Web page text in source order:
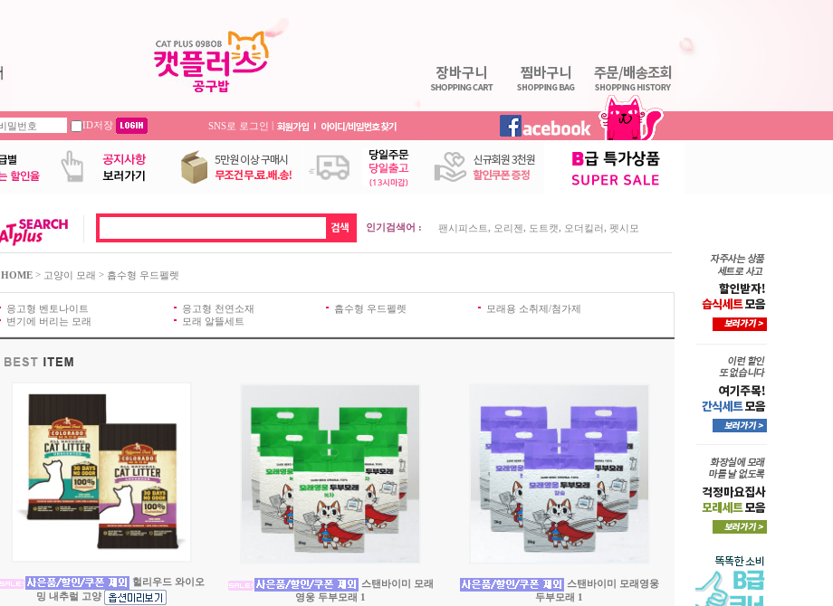
ID저장 SNS로 로그인 |
인기검색어 : 팬시피스트 오리젠 도트캣 오더킬러 펫시모
HOME > 고양이 모래 > 흡수형 우드펠렛
응고형 벤토나이트 응고형 천연소재 흡수형 우드펠렛
모래용 소취제/첨가제
변기에 버리는 모래
모래 알뜰세트
헐리우드 와이오
밍 내추럴 고양
스탠바이미 모래
영웅 두부모래 1
스탠바이미 모래영웅
두부모래 1